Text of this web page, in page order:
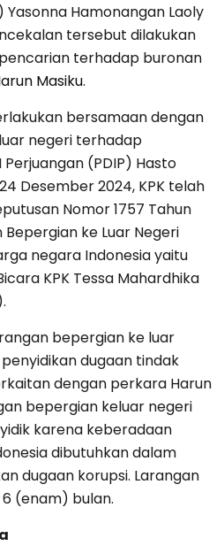
Hamonangan Laoly
tersebut dilakukan
terhadap buronan
Masiku.
bersamaan dengan
negeri terhadap
(PDIP) Hasto
Desember 2024, KPK telah
Nomor 1757 Tahun
ke Luar Negeri
negara Indonesia yaitu
KPK Tessa Mahardhika
bepergian ke luar
dugaan tindak
dengan perkara Harun
bepergian keluar negeri
karena keberadaan
dibutuhkan dalam
dugaan korupsi. Larangan
(enam) bulan.